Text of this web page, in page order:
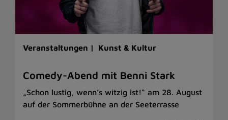
Veranstaltungen | Kunst & Kultur
Comedy-Abend mit Benni Stark
„Schon lustig, wenn’s witzig ist!“ am 28. August
auf der Sommerbühne an der Seeterrasse